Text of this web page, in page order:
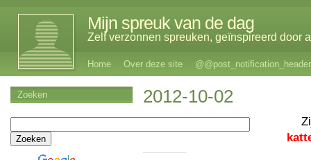
Mijn spreuk van de dag
Zelf verzonnen spreuken, geïnspireerd door
Home Over deze site @@post_notification_header
2012-10-02
Zoeken